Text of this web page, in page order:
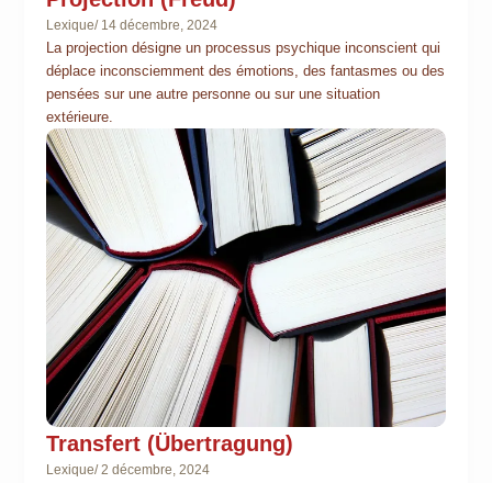
Lexique/ 14 décembre, 2024
La projection désigne un processus psychique inconscient qui
déplace inconsciemment des émotions, des fantasmes ou des
pensées sur une autre personne ou sur une situation
extérieure.
Transfert (Übertragung)
Lexique/2 décembre, 2024